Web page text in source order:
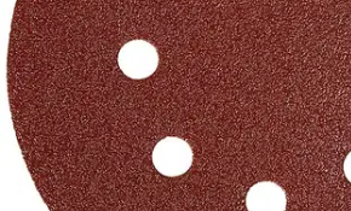
Tämä korkealaatuinen hiomapyörö tarjoaa
erilaisille pinnoille. Saat täydellisen
metallille, muoville, lakoille ja maaleille.
käytöstä vaivatonta.